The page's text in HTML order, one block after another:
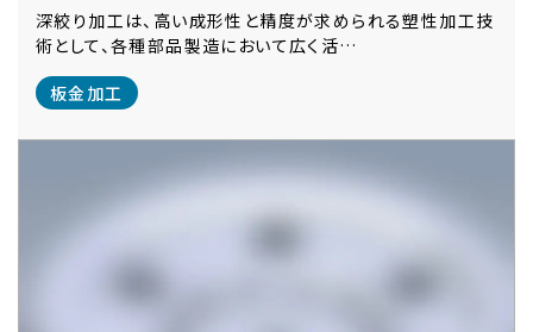
深絞り加工は、高い成形性と精度が求められる塑性加工技
術として、各種部品製造において広く活…
板金加工